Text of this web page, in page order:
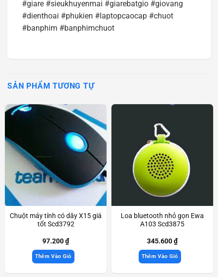
#giare #sieukhuyenmai #giarebatgio #giovang
#dienthoai #phukien #laptopcaocap #chuot
#banphim #banphimchuot
SẢN PHẨM TƯƠNG TỰ
Chuột máy tính có dây X15 giá
tốt Scd3792
97.200₫
Thêm Vào Giỏ
Loa bluetooth nhỏ gọn Ewa
A103 Scd3875
345.600₫
Thêm Vào Giỏ